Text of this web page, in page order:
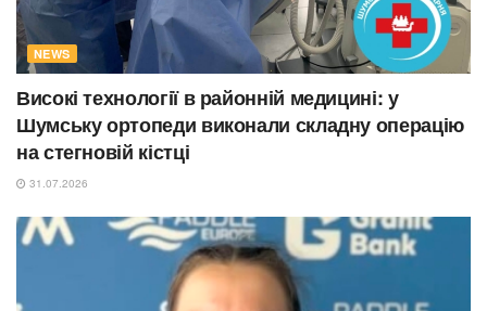
NEWS
Високі технології в районній медицині: у
Шумську ортопеди виконали складну операцію
на стегновій кістці
31.07.2026